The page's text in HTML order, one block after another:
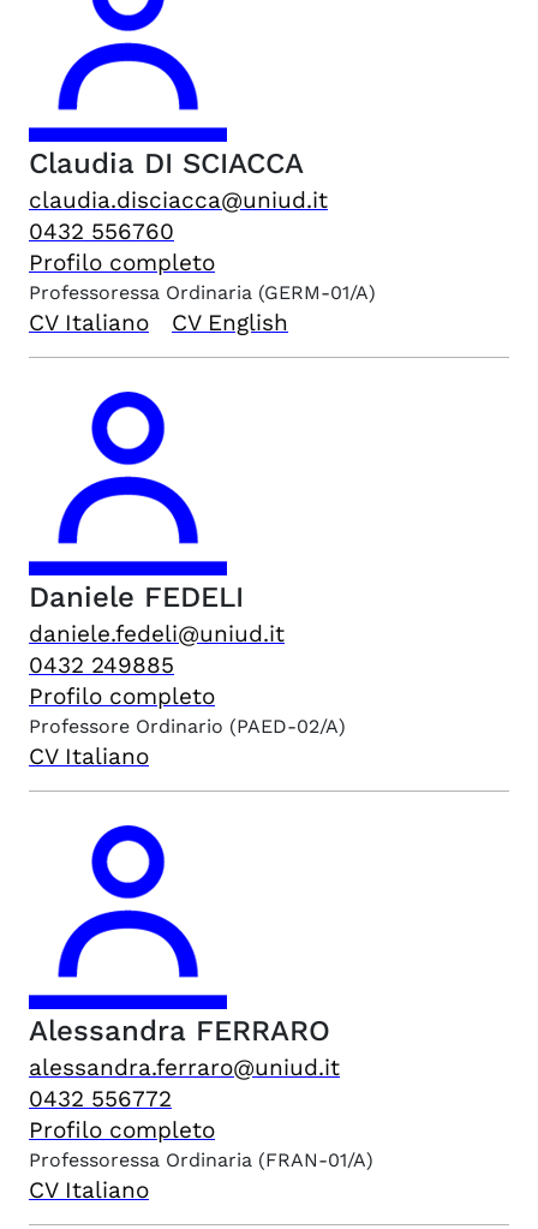
Claudia DI SCIACCA
claudia.disciacca@uniud.it
0432 556760
Profilo completo
Professoressa Ordinaria (GERM-01/A)
CV Italiano CV English
Daniele FEDELI
daniele.fedeli@uniud.it
0432 249885
Profilo completo
Professore Ordinario (PAED-02/A)
CV Italiano
Alessandra FERRARO
alessandra.ferraro@uniud.it
0432 556772
Profilo completo
Professoressa Ordinaria (FRAN-01/A)
CV Italiano